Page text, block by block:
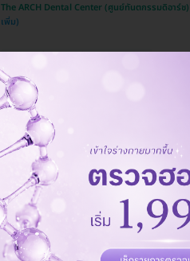
HD ออกค่าประเมินให้! สูงสุด 1500 บ.
ถูกที่สุดเมื่อจองกับ HD
The ARCH Dental Center (ศูนย์ทันตกรรมดิอาร์ช)
ราคาเริ่มต้นที่
48,020 บาท
จัดฟันแบบใส Invisalign
บนและล่าง
The ARCH Dental Center (ศูนย์ทันตกรรมดิอาร์ช)